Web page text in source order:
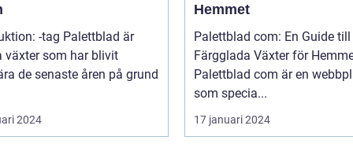
-tag Palettblad är
växter som har blivit
de senaste åren på grund
2024
Hemmet
Palettblad com: En Guide till
Färgglada Växter för
Palettblad com är en
som specia...
17 januari 2024